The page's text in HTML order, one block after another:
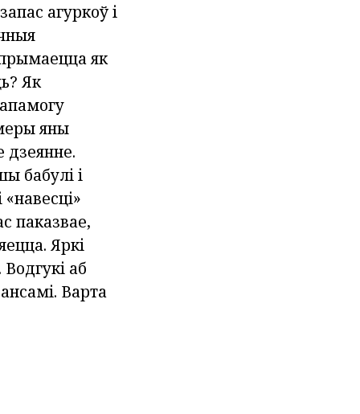
агуркоў і
як
Як
яны
дзеянне.
бабулі і
паказвае,
Яркі
аб
Варта